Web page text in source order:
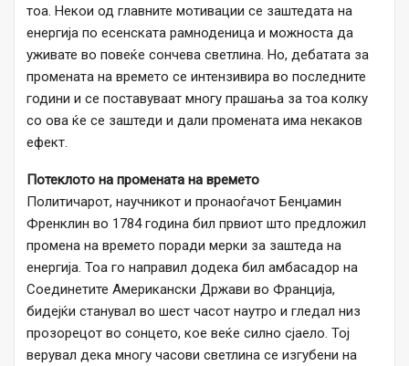
тоа. Некои од главните мотивации се заштедата на
енергија по есенската рамноденица и можноста да
уживате во повеќе сончева светлина. Но, дебатата за
промената на времето се интензивира во последните
години и се поставуваат многу прашања за тоа колку
со ова ќе се заштеди и дали промената има некаков
ефект.
Потеклото на промената на времето
Политичарот, научникот и пронаоѓачот Бенџамин
Френклин во 1784 година бил првиот што предложил
промена на времето поради мерки за заштеда на
енергија. Тоа го направил додека бил амбасадор на
Соединетите Американски Држави во Франција,
бидејќи станувал во шест часот наутро и гледал низ
прозорецот во сонцето, кое веќе силно сјаело. Тој
верувал дека многу часови светлина се изгубени на